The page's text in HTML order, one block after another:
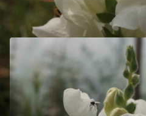
Muflier Snowflake Bio